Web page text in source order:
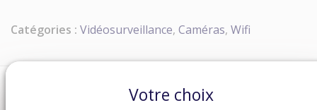
Catégories : Vidéosurveillance, Caméras, Wifi
Votre choix